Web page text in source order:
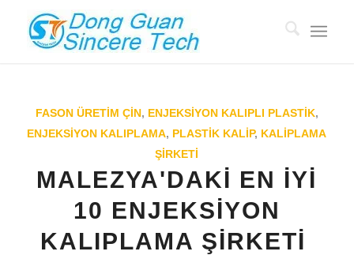
FASON ÜRETIM ÇIN, ENJEKSIYON KALIPLI PLASTIK,
ENJEKSIYON KALIPLAMA, PLASTİK KALIP, KALIPLAMA
ŞİRKETİ
MALEZYA'DAKI EN İYI
10 ENJEKSIYON
KALIPLAMA ŞIRKETI